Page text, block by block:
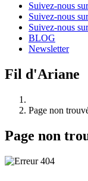
Suivez-nous
Suivez-nous
Suivez-nous
BLOG
Newsletter
Fil d'Ariane
Page non
Page non